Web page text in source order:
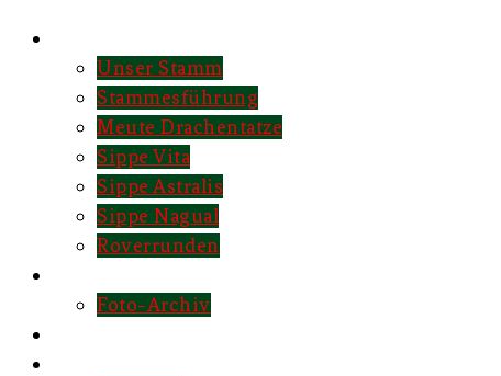
Unser Stamm
Stammesführung
Meute Drachentatze
Sippe Vita
Sippe Astralis
Sippe Nagual
Roverrunden
Foto-Archiv